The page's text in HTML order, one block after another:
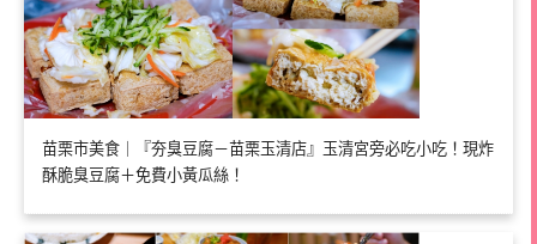
苗栗市美食｜『夯臭豆腐－苗栗玉清店』玉清宮旁必吃小吃！現炸
酥脆臭豆腐＋免費小黃瓜絲！